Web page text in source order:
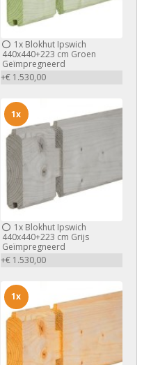
1xBlokhut Ipswich
440x440+223 cm Groen
Geïmpregneerd
+€ 1.530,00
1xBlokhut Ipswich
440x440+223 cm Grijs
Geïmpregneerd
+€ 1.530,00
1x
1x